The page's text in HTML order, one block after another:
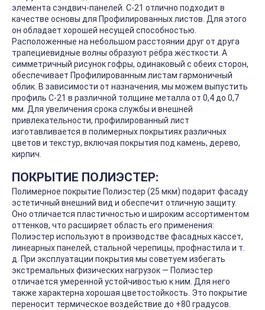
элемента сэндвич-панелей. С-21 отлично подходит в
качестве основы для Профилированных листов. Для этого
он обладает хорошей несущей способностью.
Расположенные на небольшом расстоянии друг от друга
трапециевидные волны образуют рёбра жёсткости. А
симметричный рисунок гофры, одинаковый с обеих сторон,
обеспечивает Профилированным листам гармоничный
облик. В зависимости от назначения, мы можем выпустить
профиль С-21 в различной толщине металла от 0,4 до 0,7
мм. Для увеличения срока службы и внешней
привлекательности, профилированный лист
изготавливается в полимерных покрытиях различных
цветов и текстур, включая покрытия под камень, дерево,
кирпич.
ПОКРЫТИЕ ПОЛИЭСТЕР:
Полимерное покрытие Полиэстер (25 мкм) подарит фасаду
эстетичный внешний вид и обеспечит отличную защиту.
Оно отличается пластичностью и широким ассортиментом
оттенков, что расширяет область его применения:
Полиэстер используют в производстве фасадных кассет,
линеарных панелей, стальной черепицы, профнастила и т.
д. При эксплуатации покрытия мы советуем избегать
экстремальных физических нагрузок — Полиэстер
отличается умеренной устойчивостью к ним. Для него
также характерна хорошая цветостойкость. Это покрытие
переносит термическое воздействие до +80 градусов.